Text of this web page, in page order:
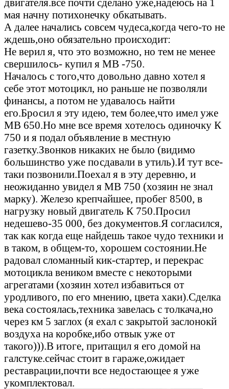
мая начну потихонечку обкатывать.
А далее начались совсем чудеса,когда чего-то не
ждешь,оно обязательно происходит:
Не верил я, что это возможно, но тем не менее
свершилось- купил я МВ -750.
Началось с того,что довольно давно хотел я
себе этот мотоцикл, но раньше не позволяли
финансы, а потом не удавалось найти
его.Бросил я эту идею, тем более,что имел уже
МВ 650.Но мне все время хотелось одиночку К
750 и я подал объявление в местную
газетку.Звонков никаких не было (видимо
большинство уже посдавали в утиль).И тут все-
таки позвонили.Поехал я в эту деревню, и
неожиданно увидел я МВ 750 (хозяин не знал
марку). Железо крепчайшее, пробег 8500, в
нагрузку новый двигатель К 750.Просил
недешево-35 000, без документов.Я согласился,
так как когда еще найдешь такое чудо техники и
в таком, в общем-то, хорошем состоянии.Не
радовал сломанный кик-стартер, и перекрас
мотоцикла веником вместе с некоторыми
агрегатами (хозяин хотел избавиться от
уродливого, по его мнению, цвета хаки).Сделка
века состоялась,техника завелась с толкача,но
через км 5 заглох (я ехал с закрытой заслонокй
воздуха на коробке,ибо отвык уже от
такого))).В итоге, притащил я его домой на
галстуке.сейчас стоит в гараже,ожидает
реставрации,почти все недостающее я уже
укомплектовал.